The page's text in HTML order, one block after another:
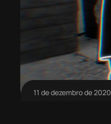
11 de dezembro de 2020